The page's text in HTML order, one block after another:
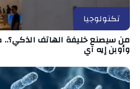
تكنولوجيا
من سيصنع خليفة الهاتف الذكي؟..
وأوبن إيه آي